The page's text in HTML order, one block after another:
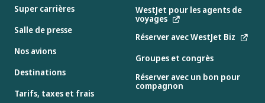
Super carrières
Salle de presse
Nos avions
Destinations
Tarifs, taxes et frais
WestJet pour les agents de
voyages
Réserver avec WestJet Biz
Groupes et congrès
Réserver avec un bon pour
compagnon